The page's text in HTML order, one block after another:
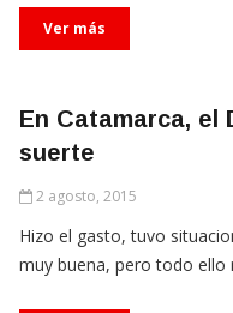
Ver más
En Catamarca, el
suerte
2 agosto, 2015
Hizo el gasto, tuvo
muy buena, pero todo ello